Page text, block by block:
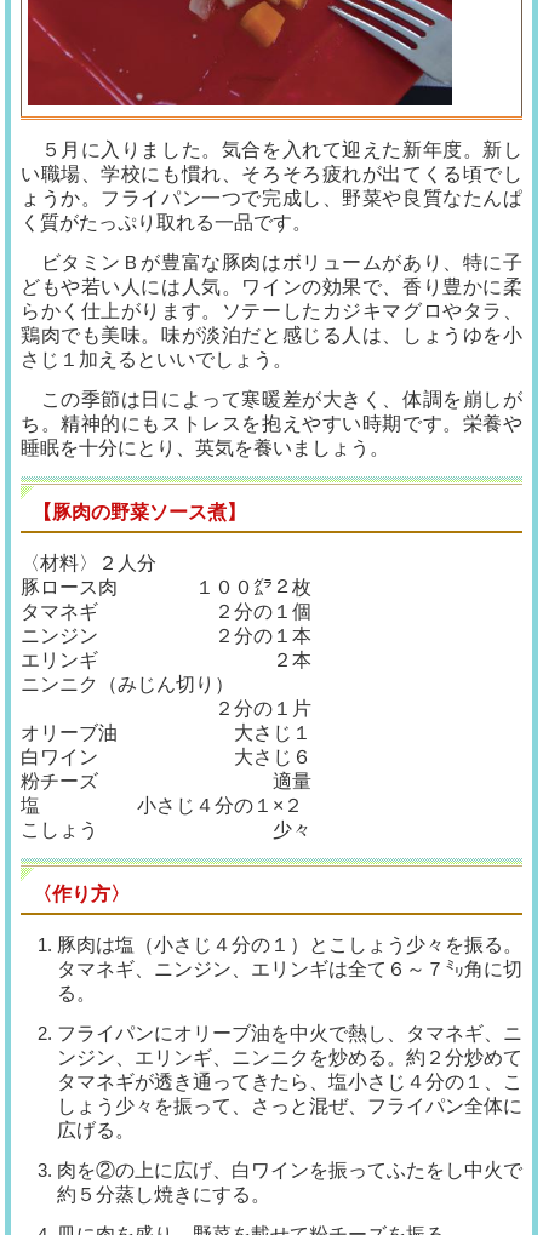
５月に入りました。気合を入れて迎えた新年度。新し
い職場、学校にも慣れ、そろそろ疲れが出てくる頃でし
ょうか。フライパン一つで完成し、野菜や良質なたんぱ
く質がたっぷり取れる一品です。
ビタミンＢが豊富な豚肉はボリュームがあり、特に子
どもや若い人には人気。ワインの効果で、香り豊かに柔
らかく仕上がります。ソテーしたカジキマグロやタラ、
鶏肉でも美味。味が淡泊だと感じる人は、しょうゆを小
さじ１加えるといいでしょう。
この季節は日によって寒暖差が大きく、体調を崩しが
ち。精神的にもストレスを抱えやすい時期です。栄養や
睡眠を十分にとり、英気を養いましょう。
【豚肉の野菜ソース煮】
〈材料〉２人分
豚ロース肉 １００㌘２枚
タマネギ ２分の１個
ニンジン ２分の１本
エリンギ ２本
ニンニク（みじん切り）
２分の１片
オリーブ油 大さじ１
白ワイン 大さじ６
粉チーズ 適量
塩 小さじ４分の１×２
こしょう 少々
〈作り方〉
豚肉は塩（小さじ４分の１）とこしょう少々を振る。
タマネギ、ニンジン、エリンギは全て６～７㍉角に切
る。
フライパンにオリーブ油を中火で熱し、タマネギ、ニ
ンジン、エリンギ、ニンニクを炒める。約２分炒めて
タマネギが透き通ってきたら、塩小さじ４分の１、こ
しょう少々を振って、さっと混ぜ、フライパン全体に
広げる。
肉を②の上に広げ、白ワインを振ってふたをし中火で
約５分蒸し焼きにする。